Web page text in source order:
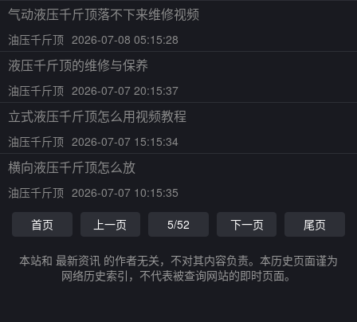
气动液压千斤顶落不下来维修视频
油压千斤顶 2026-07-08 05:15:28
液压千斤顶的维修与保养
油压千斤顶 2026-07-07 20:15:37
立式液压千斤顶怎么用视频教程
油压千斤顶 2026-07-07 15:15:34
横向液压千斤顶怎么放
油压千斤顶 2026-07-07 10:15:35
首页
上一页 5/52 下一页 尾页
本站和 最新资讯 的作者无关，不对其内容负责。本历史页面谨为
网络历史索引，不代表被查询网站的即时页面。